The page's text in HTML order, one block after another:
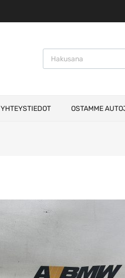
Products search
YHTEYSTIEDOT OSTAMME